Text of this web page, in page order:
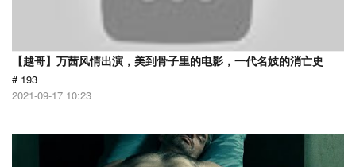
【越哥】万茜风情出演，美到骨子里的电影，一代名妓的消亡史
# 193
2021-09-17 10:23